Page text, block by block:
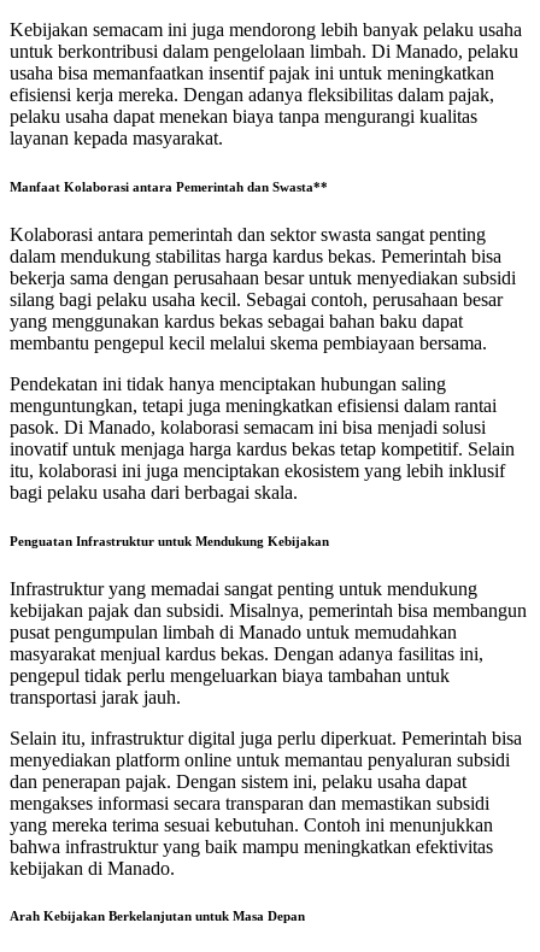
Kebijakan semacam ini juga mendorong lebih banyak pelaku usaha
untuk berkontribusi dalam pengelolaan limbah. Di Manado, pelaku
usaha bisa memanfaatkan insentif pajak ini untuk meningkatkan
efisiensi kerja mereka. Dengan adanya fleksibilitas dalam pajak,
pelaku usaha dapat menekan biaya tanpa mengurangi kualitas
layanan kepada masyarakat.
Manfaat Kolaborasi antara Pemerintah dan Swasta**
Kolaborasi antara pemerintah dan sektor swasta sangat penting
dalam mendukung stabilitas harga kardus bekas. Pemerintah bisa
bekerja sama dengan perusahaan besar untuk menyediakan subsidi
silang bagi pelaku usaha kecil. Sebagai contoh, perusahaan besar
yang menggunakan kardus bekas sebagai bahan baku dapat
membantu pengepul kecil melalui skema pembiayaan bersama.
Pendekatan ini tidak hanya menciptakan hubungan saling
menguntungkan, tetapi juga meningkatkan efisiensi dalam rantai
pasok. Di Manado, kolaborasi semacam ini bisa menjadi solusi
inovatif untuk menjaga harga kardus bekas tetap kompetitif. Selain
itu, kolaborasi ini juga menciptakan ekosistem yang lebih inklusif
bagi pelaku usaha dari berbagai skala.
Penguatan Infrastruktur untuk Mendukung Kebijakan
Infrastruktur yang memadai sangat penting untuk mendukung
kebijakan pajak dan subsidi. Misalnya, pemerintah bisa membangun
pusat pengumpulan limbah di Manado untuk memudahkan
masyarakat menjual kardus bekas. Dengan adanya fasilitas ini,
pengepul tidak perlu mengeluarkan biaya tambahan untuk
transportasi jarak jauh.
Selain itu, infrastruktur digital juga perlu diperkuat. Pemerintah bisa
menyediakan platform online untuk memantau penyaluran subsidi
dan penerapan pajak. Dengan sistem ini, pelaku usaha dapat
mengakses informasi secara transparan dan memastikan subsidi
yang mereka terima sesuai kebutuhan. Contoh ini menunjukkan
bahwa infrastruktur yang baik mampu meningkatkan efektivitas
kebijakan di Manado.
Arah Kebijakan Berkelanjutan untuk Masa Depan